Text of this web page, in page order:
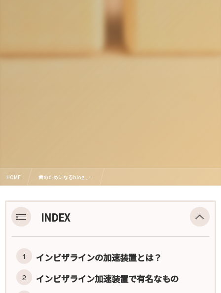
HOME 歯のためになるblog , …
INDEX
インビザラインの加速装置とは？
インビザライン加速装置で有名なもの